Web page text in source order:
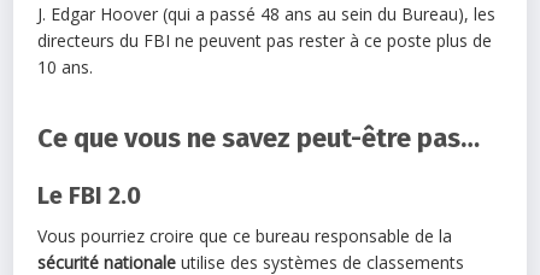
J. Edgar Hoover (qui a passé 48 ans au sein du Bureau), les
directeurs du FBI ne peuvent pas rester à ce poste plus de
10 ans.
Ce que vous ne savez peut-être pas…
Le FBI 2.0
Vous pourriez croire que ce bureau responsable de la
sécurité nationale utilise des systèmes de classements